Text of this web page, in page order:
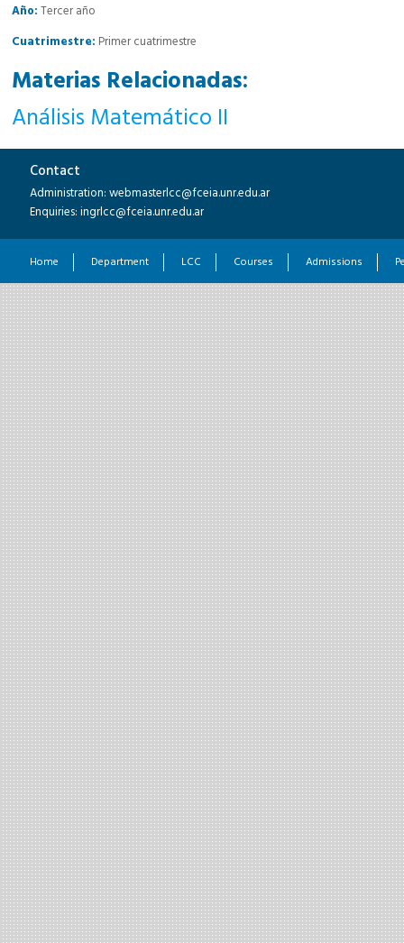
Año:Tercer año
Cuatrimestre: Primer cuatrimestre
Materias Relacionadas:
Análisis Matemático II
Contact
Administration: webmasterlcc@fceia.unr.edu.ar
Enquiries: ingrlcc@fceia.unr.edu.ar
Home Department LCC Courses Admissions